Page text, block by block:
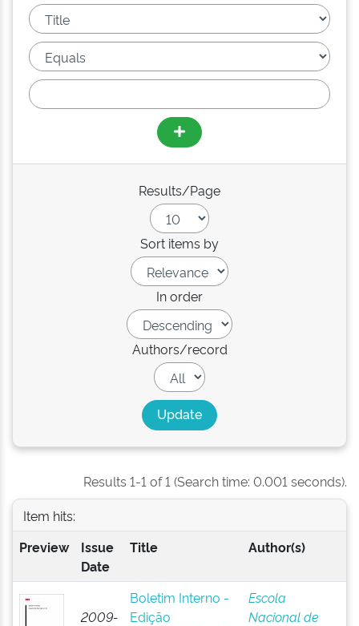
Results/Page
Sort items by
In order
Authors/record
Results 1-1 of 1 (Search time: 0.001 seconds).
Item hits:
Preview
Issue
Date
Title Author(s)
2009-
Boletim Interno -
Edição
Escola
Nacional de